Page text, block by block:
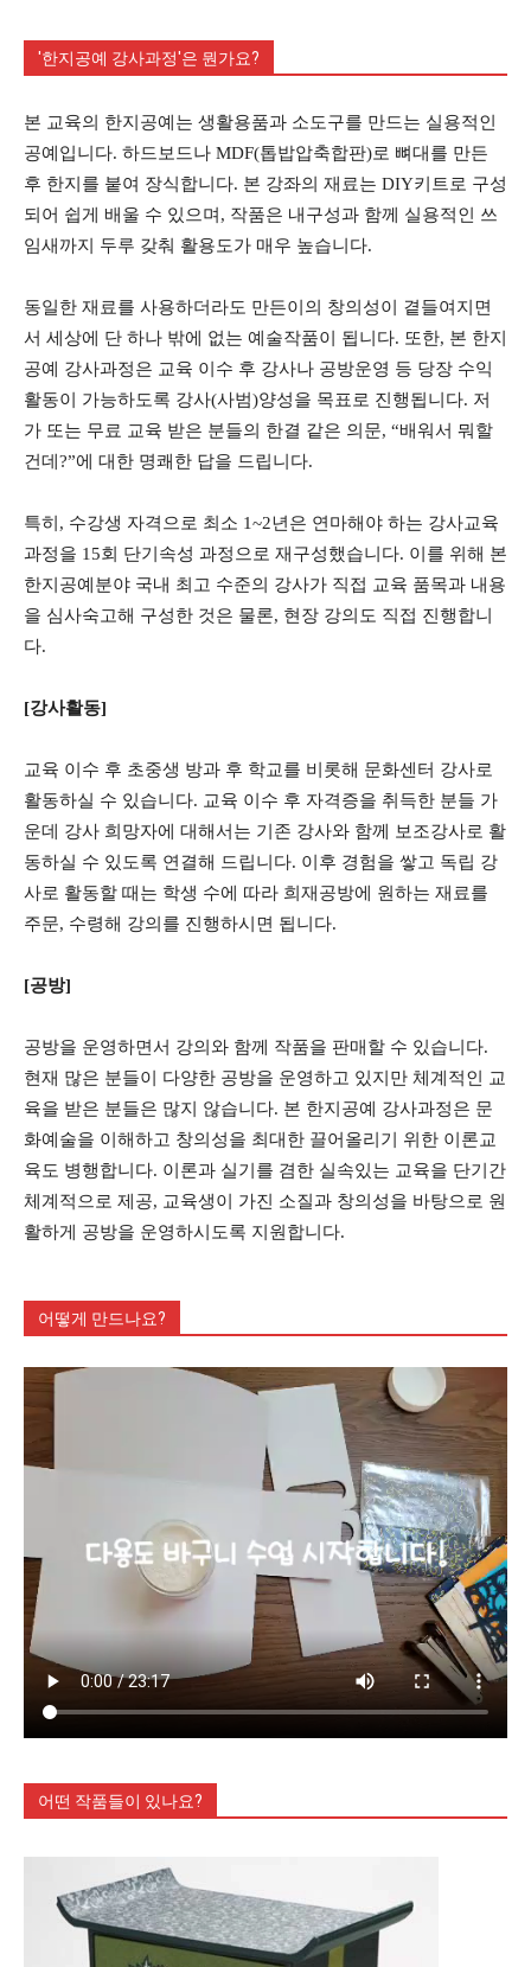
'한지공예 강사과정'은 뭔가요?
본 교육의 한지공예는 생활용품과 소도구를 만드는 실용적인
공예입니다. 하드보드나 MDF(톱밥압축합판)로 뼈대를 만든
후 한지를 붙여 장식합니다. 본 강좌의 재료는 DIY키트로 구성
되어 쉽게 배울 수 있으며, 작품은 내구성과 함께 실용적인 쓰
임새까지 두루 갖춰 활용도가 매우 높습니다.
동일한 재료를 사용하더라도 만든이의 창의성이 곁들여지면
서 세상에 단 하나 밖에 없는 예술작품이 됩니다. 또한, 본 한지
공예 강사과정은 교육 이수 후 강사나 공방운영 등 당장 수익
활동이 가능하도록 강사(사범)양성을 목표로 진행됩니다. 저
가 또는 무료 교육 받은 분들의 한결 같은 의문, “배워서 뭐할
건데?”에 대한 명쾌한 답을 드립니다.
특히, 수강생 자격으로 최소 1~2년은 연마해야 하는 강사교육
과정을 15회 단기속성 과정으로 재구성했습니다. 이를 위해 본
한지공예분야 국내 최고 수준의 강사가 직접 교육 품목과 내용
을 심사숙고해 구성한 것은 물론, 현장 강의도 직접 진행합니
다.
[강사활동]
교육 이수 후 초중생 방과 후 학교를 비롯해 문화센터 강사로
활동하실 수 있습니다. 교육 이수 후 자격증을 취득한 분들 가
운데 강사 희망자에 대해서는 기존 강사와 함께 보조강사로 활
동하실 수 있도록 연결해 드립니다. 이후 경험을 쌓고 독립 강
사로 활동할 때는 학생 수에 따라 희재공방에 원하는 재료를
주문, 수령해 강의를 진행하시면 됩니다.
[공방]
공방을 운영하면서 강의와 함께 작품을 판매할 수 있습니다.
현재 많은 분들이 다양한 공방을 운영하고 있지만 체계적인 교
육을 받은 분들은 많지 않습니다. 본 한지공예 강사과정은 문
화예술을 이해하고 창의성을 최대한 끌어올리기 위한 이론교
육도 병행합니다. 이론과 실기를 겸한 실속있는 교육을 단기간
체계적으로 제공, 교육생이 가진 소질과 창의성을 바탕으로 원
활하게 공방을 운영하시도록 지원합니다.
어떻게 만드나요?
어떤 작품들이 있나요?